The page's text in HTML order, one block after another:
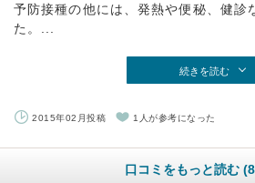
予防接種の他には、発熱や便秘、健診
た。...
続きを読む
2015年02月投稿 1人が参考になった
口コミをもっと読む